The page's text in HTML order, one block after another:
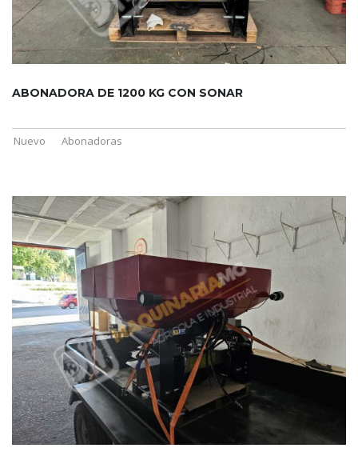
ABONADORA DE 1200 KG CON SONAR
Nuevo Abonadoras